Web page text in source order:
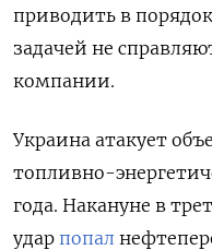
приводить в
задачей не
компании.
Украина атакует
топливно-
года. Накануне в
удар попал